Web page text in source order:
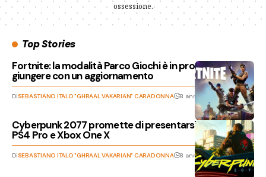
ossessione.
Top Stories
Fortnite: la modalità Parco Giochi è in procinto di
giungere con un aggiornamento
DiSEBASTIANO ITALO "GHRAAL VAKARIAN" CARADONNA 8 anni fa
Cyberpunk 2077 promette di presentarsi al meglio su
PS4 Pro e Xbox One X
DiSEBASTIANO ITALO "GHRAAL VAKARIAN" CARADONNA 8 anni fa